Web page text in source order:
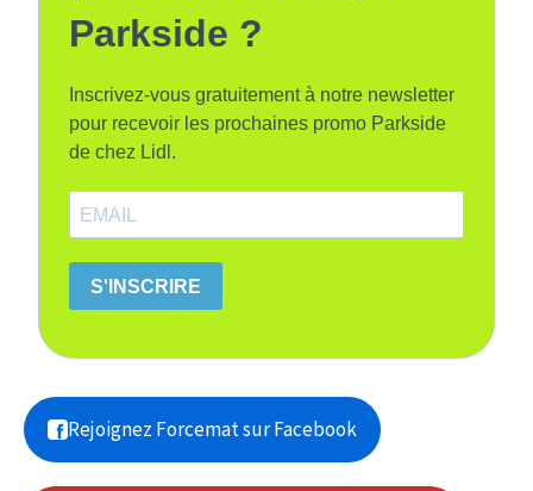
Parkside ?
Inscrivez-vous gratuitement à notre newsletter
pour recevoir les prochaines promo Parkside
de chez Lidl.
S'INSCRIRE
Rejoignez Forcemat sur Facebook